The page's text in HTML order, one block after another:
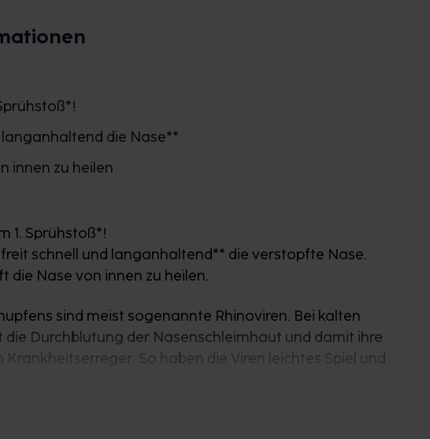
die Nase**
innen zu heilen
1. Sprühstoß*!
schnell und langanhaltend** die verstopfte Nase.
die Nase von innen zu heilen.
sind meist sogenannte Rhinoviren. Bei kalten
die Durchblutung der Nasenschleimhaut und damit ihre
So haben die Viren leichtes Spiel und